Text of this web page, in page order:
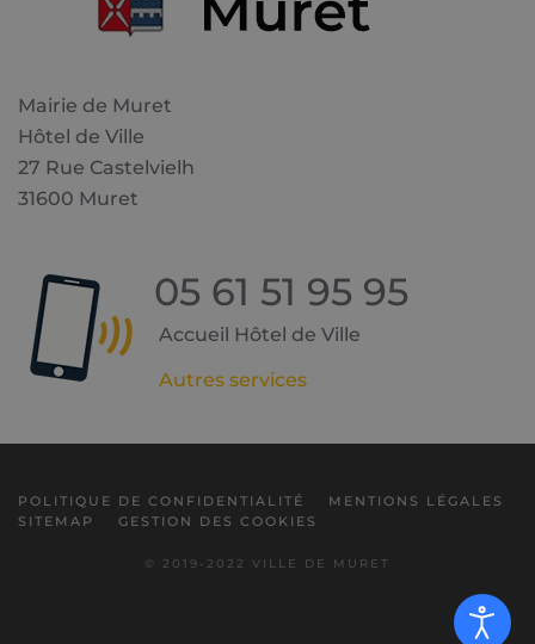
Mairie de Muret
Hôtel de Ville
27 Rue Castelvielh
31600 Muret
05 61 51 95 95
Accueil Hôtel de Ville
Autres services
POLITIQUE DE CONFIDENTIALITÉ
MENTIONS LÉGALES
SITEMAP
GESTION DES COOKIES
© 2019-2022 VILLE DE MURET